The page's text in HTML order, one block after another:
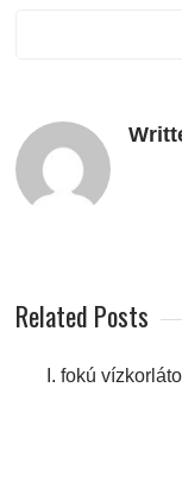
Related Posts
I. fokú